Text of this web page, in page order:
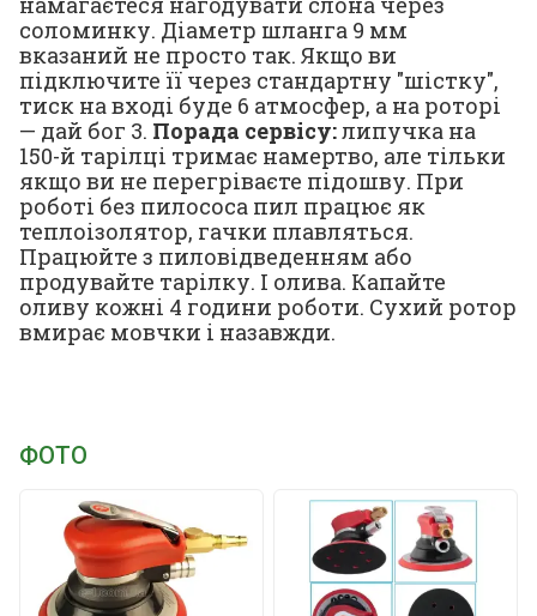
соломинку. Діаметр шланга 9 мм
вказаний не просто так. Якщо ви
підключите її через стандартну "шістку",
тиск на вході буде 6 атмосфер, а на роторі
— дай бог 3. Порада сервісу:липучка на
150-й тарілці тримає намертво, але тільки
якщо ви не перегріваєте підошву. При
роботі без пилососа пил працює як
теплоізолятор, гачки плавляться.
Працюйте з пиловідведенням або
продувайте тарілку. І олива. Капайте
оливу кожні 4 години роботи. Сухий ротор
вмирає мовчки і назавжди.
ФОТО